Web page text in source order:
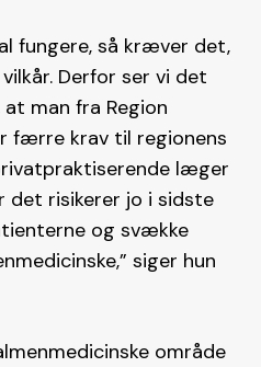
fungere, så kræver det,
Derfor ser vi det
man fra Region
færre krav til regionens
læger
det risikerer jo i sidste
og svække
siger hun
område